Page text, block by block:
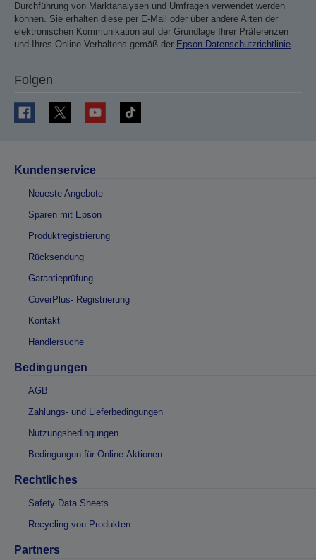
Durchführung von Marktanalysen und Umfragen verwendet werden
können. Sie erhalten diese per E-Mail oder über andere Arten der
elektronischen Kommunikation auf der Grundlage Ihrer Präferenzen
und Ihres Online-Verhaltens gemäß der Epson Datenschutzrichtlinie.
Folgen
Kundenservice
Neueste Angebote
Sparen mit Epson
Produktregistrierung
Rücksendung
Garantieprüfung
CoverPlus- Registrierung
Kontakt
Händlersuche
Bedingungen
AGB
Zahlungs- und Lieferbedingungen
Nutzungsbedingungen
Bedingungen für Online-Aktionen
Rechtliches
Safety Data Sheets
Recycling von Produkten
Partners